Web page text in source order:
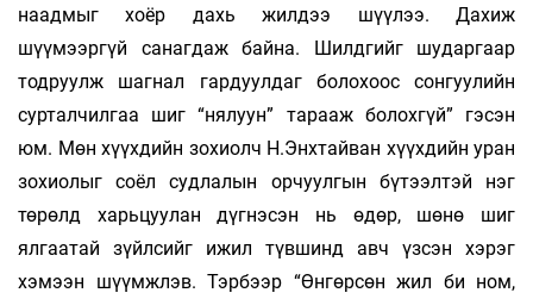
наадмыг хоёр дахь жилдээ шүүлээ. Дахиж
шүүмээргүй санагдаж байна. Шилдгийг шударгаар
тодруулж шагнал гардуулдаг болохоос сонгуулийн
сурталчилгаа шиг “нялуун” тарааж болохгүй” гэсэн
юм. Мөн хүүхдийн зохиолч Н.Энхтайван хүүхдийн уран
зохиолыг соёл судлалын орчуулгын бүтээлтэй нэг
төрөлд харьцуулан дүгнэсэн нь өдөр, шөнө шиг
ялгаатай зүйлсийг ижил түвшинд авч үзсэн хэрэг
хэмээн шүүмжлэв. Тэрбээр “Өнгөрсөн жил би ном,